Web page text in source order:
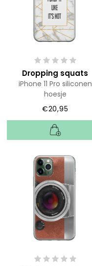
Dropping squats
iPhone 11 Pro siliconen
hoesje
€20,95